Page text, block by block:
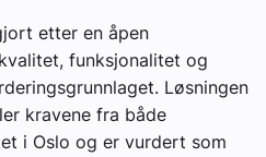
etter en åpen
funksjonalitet og
Løsningen
kravene fra både
i Oslo og er vurdert som